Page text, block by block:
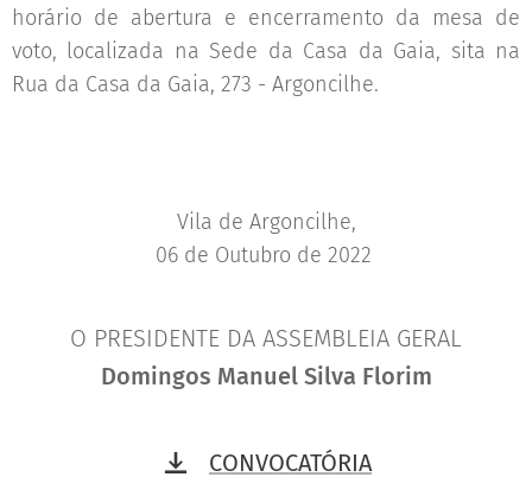
horário de abertura e encerramento da mesa de
voto, localizada na Sede da Casa da Gaia, sita na
Rua da Casa da Gaia, 273 - Argoncilhe.
Vila de Argoncilhe,
06 de Outubro de 2022
O PRESIDENTE DA ASSEMBLEIA GERAL
Domingos Manuel Silva Florim
CONVOCATÓRIA